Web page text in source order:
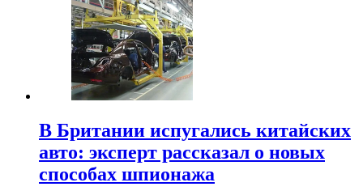
В Британии испугались китайских
авто: эксперт рассказал о новых
способах шпионажа